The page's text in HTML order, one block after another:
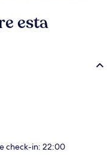
esta
check-in: 22:00